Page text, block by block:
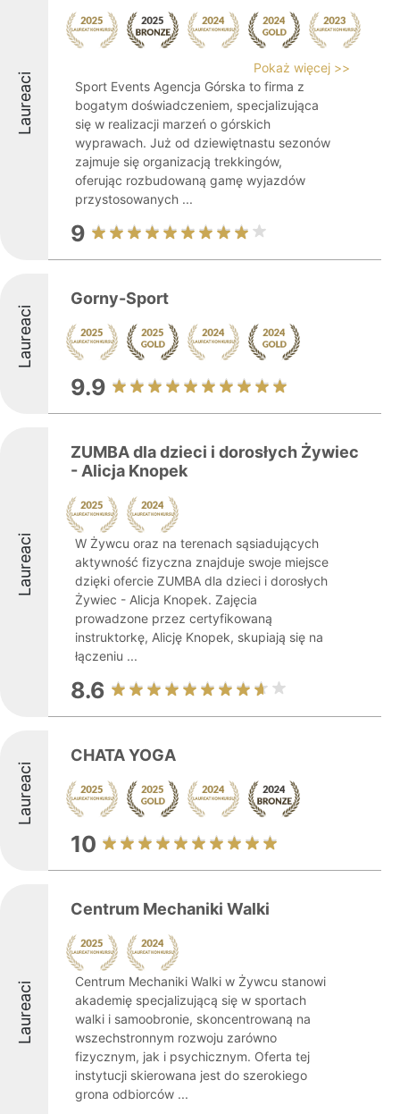
Laureaci
Pokaż więcej >>
Sport Events Agencja Górska to firma z
bogatym doświadczeniem, specjalizująca
się w realizacji marzeń o górskich
wyprawach. Już od dziewiętnastu sezonów
zajmuje się organizacją trekkingów,
oferując rozbudowaną gamę wyjazdów
przystosowanych ...
9
Laureaci
Gorny-Sport
9.9
Laureaci
ZUMBA dla dzieci i dorosłych Żywiec
- Alicja Knopek
W Żywcu oraz na terenach sąsiadujących
aktywność fizyczna znajduje swoje miejsce
dzięki ofercie ZUMBA dla dzieci i dorosłych
Żywiec - Alicja Knopek. Zajęcia
prowadzone przez certyfikowaną
instruktorkę, Alicję Knopek, skupiają się na
łączeniu ...
8.6
Laureaci
CHATA YOGA
10
Laureaci
Centrum Mechaniki Walki
Centrum Mechaniki Walki w Żywcu stanowi
akademię specjalizującą się w sportach
walki i samoobronie, skoncentrowaną na
wszechstronnym rozwoju zarówno
fizycznym, jak i psychicznym. Oferta tej
instytucji skierowana jest do szerokiego
grona odbiorców ...